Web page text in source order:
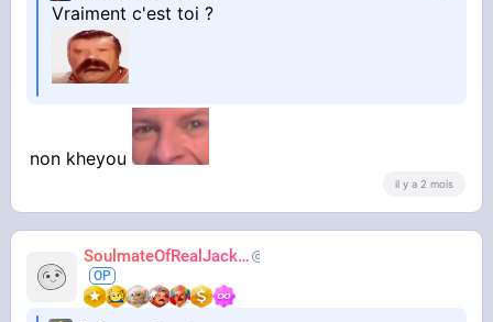
Vraiment c'est toi ?
non kheyou
il y a 2 mois
SoulmateOfRealJackie